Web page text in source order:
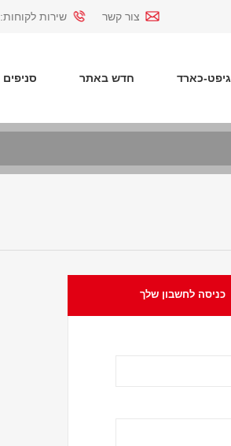
צור קשר שירות לקוחות:
גיפט-כארד חדש באתר סניפים
כניסה לחשבון שלך